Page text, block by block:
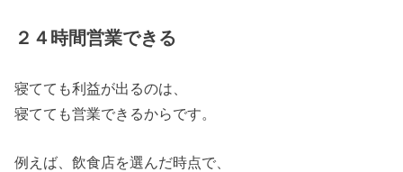
２４時間営業できる
寝てても利益が出るのは、
寝てても営業できるからです。
例えば、飲食店を選んだ時点で、